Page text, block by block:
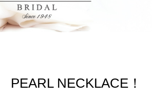
PEARL NECKLACE！